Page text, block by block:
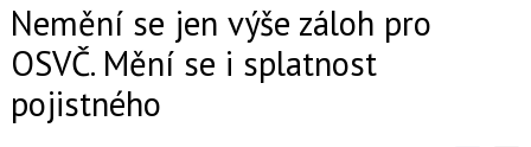
Nemění se jen výše záloh pro
OSVČ. Mění se i splatnost
pojistného